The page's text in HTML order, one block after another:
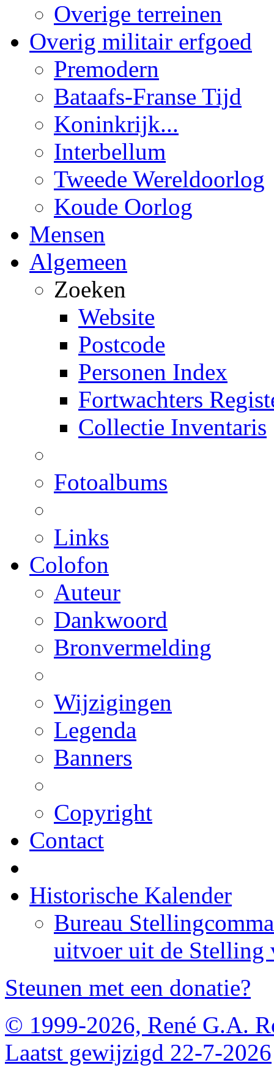
Overige terreinen
Overig militair erfgoed
Premodern
Bataafs-Franse Tijd
Koninkrijk...
Interbellum
Tweede Wereldoorlog
Koude Oorlog
Mensen
Algemeen
Zoeken
Website
Postcode
Personen Index
Fortwachters
Collectie Inventaris
Fotoalbums
Links
Colofon
Auteur
Dankwoord
Bronvermelding
Wijzigingen
Legenda
Banners
Copyright
Contact
Historische Kalender
Bureau
uitvoer uit de Stelling
Steunen met een donatie?
© 1999-2026, René G.A.
Laatst gewijzigd 22-7-2026